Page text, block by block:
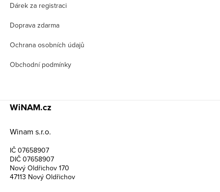
Dárek za registraci
Doprava zdarma
Ochrana osobních údajů
Obchodní podmínky
WiNAM.cz
Winam s.r.o.
IČ 07658907
DIČ 07658907
Nový Oldřichov 170
47113 Nový Oldřichov